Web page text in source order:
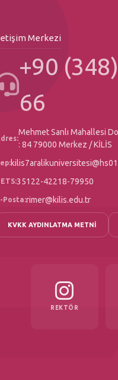
Merkezi
+90
66
Mehmet Sanlı Mahallesi
: 84 79000 Merkez / KİLİS
35122-42218-79950
Posta:rimer@kilis.edu.tr
KVKK AYDINLATMA METNİ
REKTÖR